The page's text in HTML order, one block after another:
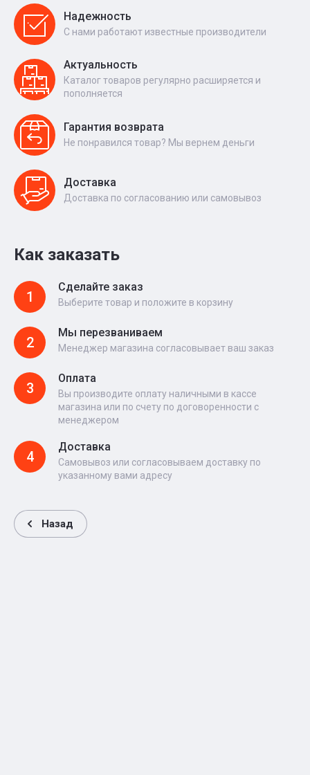
Надежность
С нами работают известные производители
Актуальность
Каталог товаров регулярно расширяется и
пополняется
Гарантия возврата
Не понравился товар? Мы вернем деньги
Доставка
Доставка по согласованию или самовывоз
Как заказать
1
Сделайте заказ
Выберите товар и положите в корзину
2
Мы перезваниваем
Менеджер магазина согласовывает ваш заказ
3
Оплата
Вы производите оплату наличными в кассе
магазина или по счету по договоренности с
менеджером
4
Доставка
Самовывоз или согласовываем доставку по
указанному вами адресу
Назад